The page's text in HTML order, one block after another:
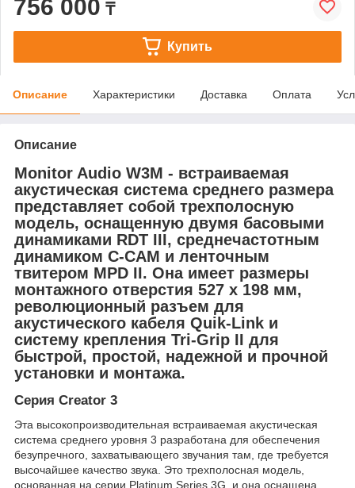
756 000 ₸
Купить
Описание Характеристики Доставка Оплата
Описание
Monitor Audio W3M - встраиваемая
акустическая система среднего размера
представляет собой трехполосную
модель, оснащенную двумя басовыми
динамиками RDT III, среднечастотным
динамиком C-CAM и ленточным
твитером MPD II. Она имеет размеры
монтажного отверстия 527 x 198 мм,
революционный разъем для
акустического кабеля Quik-Link и
систему крепления Tri-Grip II для
быстрой, простой, надежной и прочной
установки и монтажа.
Серия Creator 3
Эта высокопроизводительная встраиваемая акустическая
система среднего уровня 3 разработана для обеспечения
безупречного, захватывающего звучания там, где требуется
высочайшее качество звука. Это трехполосная модель,
основанная на серии Platinum Series 3G, и она оснащена